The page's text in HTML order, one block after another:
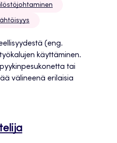
(eng.
käyttäminen.
tai
välineenä erilaisia